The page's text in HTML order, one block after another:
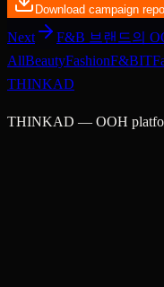
Download campaign
Next
F&B 브랜드의
AllBeautyFashionF&BIT
THINKAD
THINKAD — OOH